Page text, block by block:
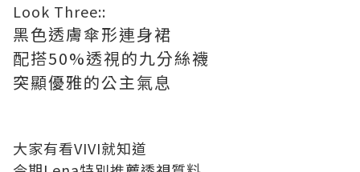
Look Three::
黑色透膚傘形連身裙
配搭50%透視的九分絲襪
突顯優雅的公主氣息
大家有看VIVI就知道